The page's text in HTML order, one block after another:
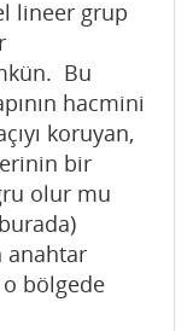
lineer grup
Bu
hacmini
koruyan,
bir
olur mu
anahtar
bölgede